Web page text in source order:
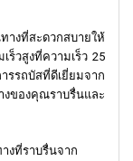
างที่สะดวกสบายให้
ร็วสูงที่ความเร็ว 25
รรถบัสที่ดีเยี่ยมจาก
งของคุณราบรื่นและ
งที่ราบรื่นจาก